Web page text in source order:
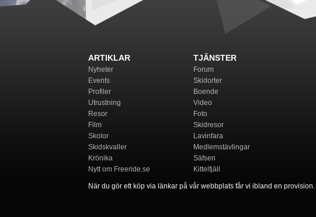
ARTIKLAR
Nyheter
Events
Profiler
Utrustning
Resor
Film
Skolor
Skidskvaller
Krönika
Nytt om Freeride.se
TJÄNSTER
Forum
Skidorter
Boende
Video
Foto
Skidresor
Lavinfara
Medlemstävlingar
Säfsen
Kittelfjäll
När du gör ett köp via länkar på vår webbplats får vi ibland en